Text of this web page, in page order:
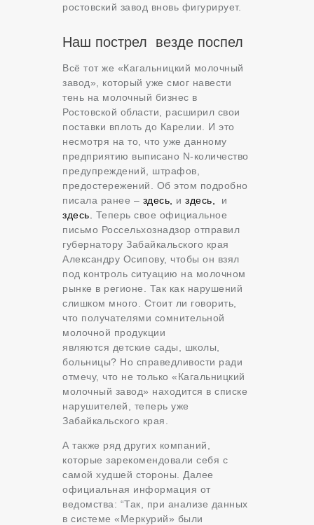
ростовский завод вновь фигурирует.
Наш пострел везде поспел
Всё тот же «Кагальницкий молочный
завод», который уже смог навести
тень на молочный бизнес в
Ростовской области, расширил свои
поставки вплоть до Карелии. И это
несмотря на то, что уже данному
предприятию выписано N-количество
предупреждений, штрафов,
предостережений. Об этом подробно
писала ранее – здесь, и здесь, и
здесь.
Теперь свое официальное
письмо Россельхознадзор отправил
губернатору Забайкальского края
Александру Осипову, чтобы он взял
под контроль ситуацию на молочном
рынке в регионе. Так как нарушений
слишком много. Стоит ли говорить,
что получателями сомнительной
молочной продукции
являются детские сады, школы,
больницы? Но справедливости ради
отмечу, что не только «Кагальницкий
молочный завод» находится в списке
нарушителей, теперь уже
Забайкальского края.
А также ряд других компаний,
которые зарекомендовали себя с
самой худшей стороны. Далее
официальная информация от
ведомства: “Так, при анализе данных
в системе «Меркурий» были